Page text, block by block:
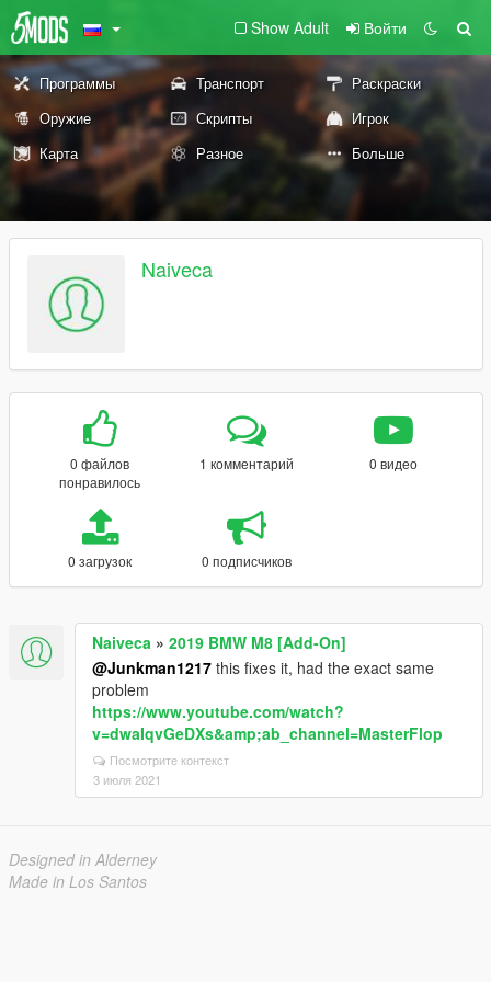
Show Adult Войти
Программы Транспорт
Раскраски
Оружие
Скрипты
Игрок
Карта
Разное Больше
Naiveca
0 файлов
понравилось
1 комментарий 0 видео
0 загрузок 0 подписчиков
Naiveca » 2019 BMW M8 [Add-On]
@Junkman1217 this fixes it, had the exact same
problem
https://www.youtube.com/watch?
v=dwaIqvGeDXs&amp;ab_channel=MasterFlop
Посмотрите контекст
3 июля 2021
Designed in Alderney
Made in Los Santos